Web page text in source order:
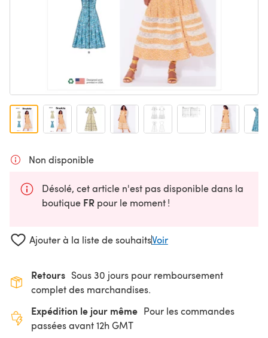
Non disponible
Désolé, cet article n'est pas disponible dans la
boutique FR pour le moment !
Ajouter à la liste de souhaitsVoir
Retours Sous 30 jours pour remboursement
complet des marchandises.
Expédition le jour même Pour les commandes
passées avant 12h GMT